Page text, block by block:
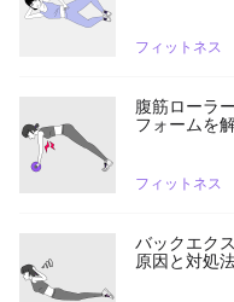
フィットネス
腹筋ローラ
フォームを
フィットネス
バックエク
原因と対処